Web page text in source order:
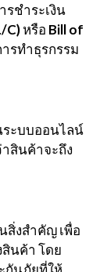
รชำระเงิน
C)หรือ Bill of
รทำธุรกรรม
ะบบออนไลน์
สินค้าจะถึง
สิ่งสำคัญ เพื่อ
นค้า โดย